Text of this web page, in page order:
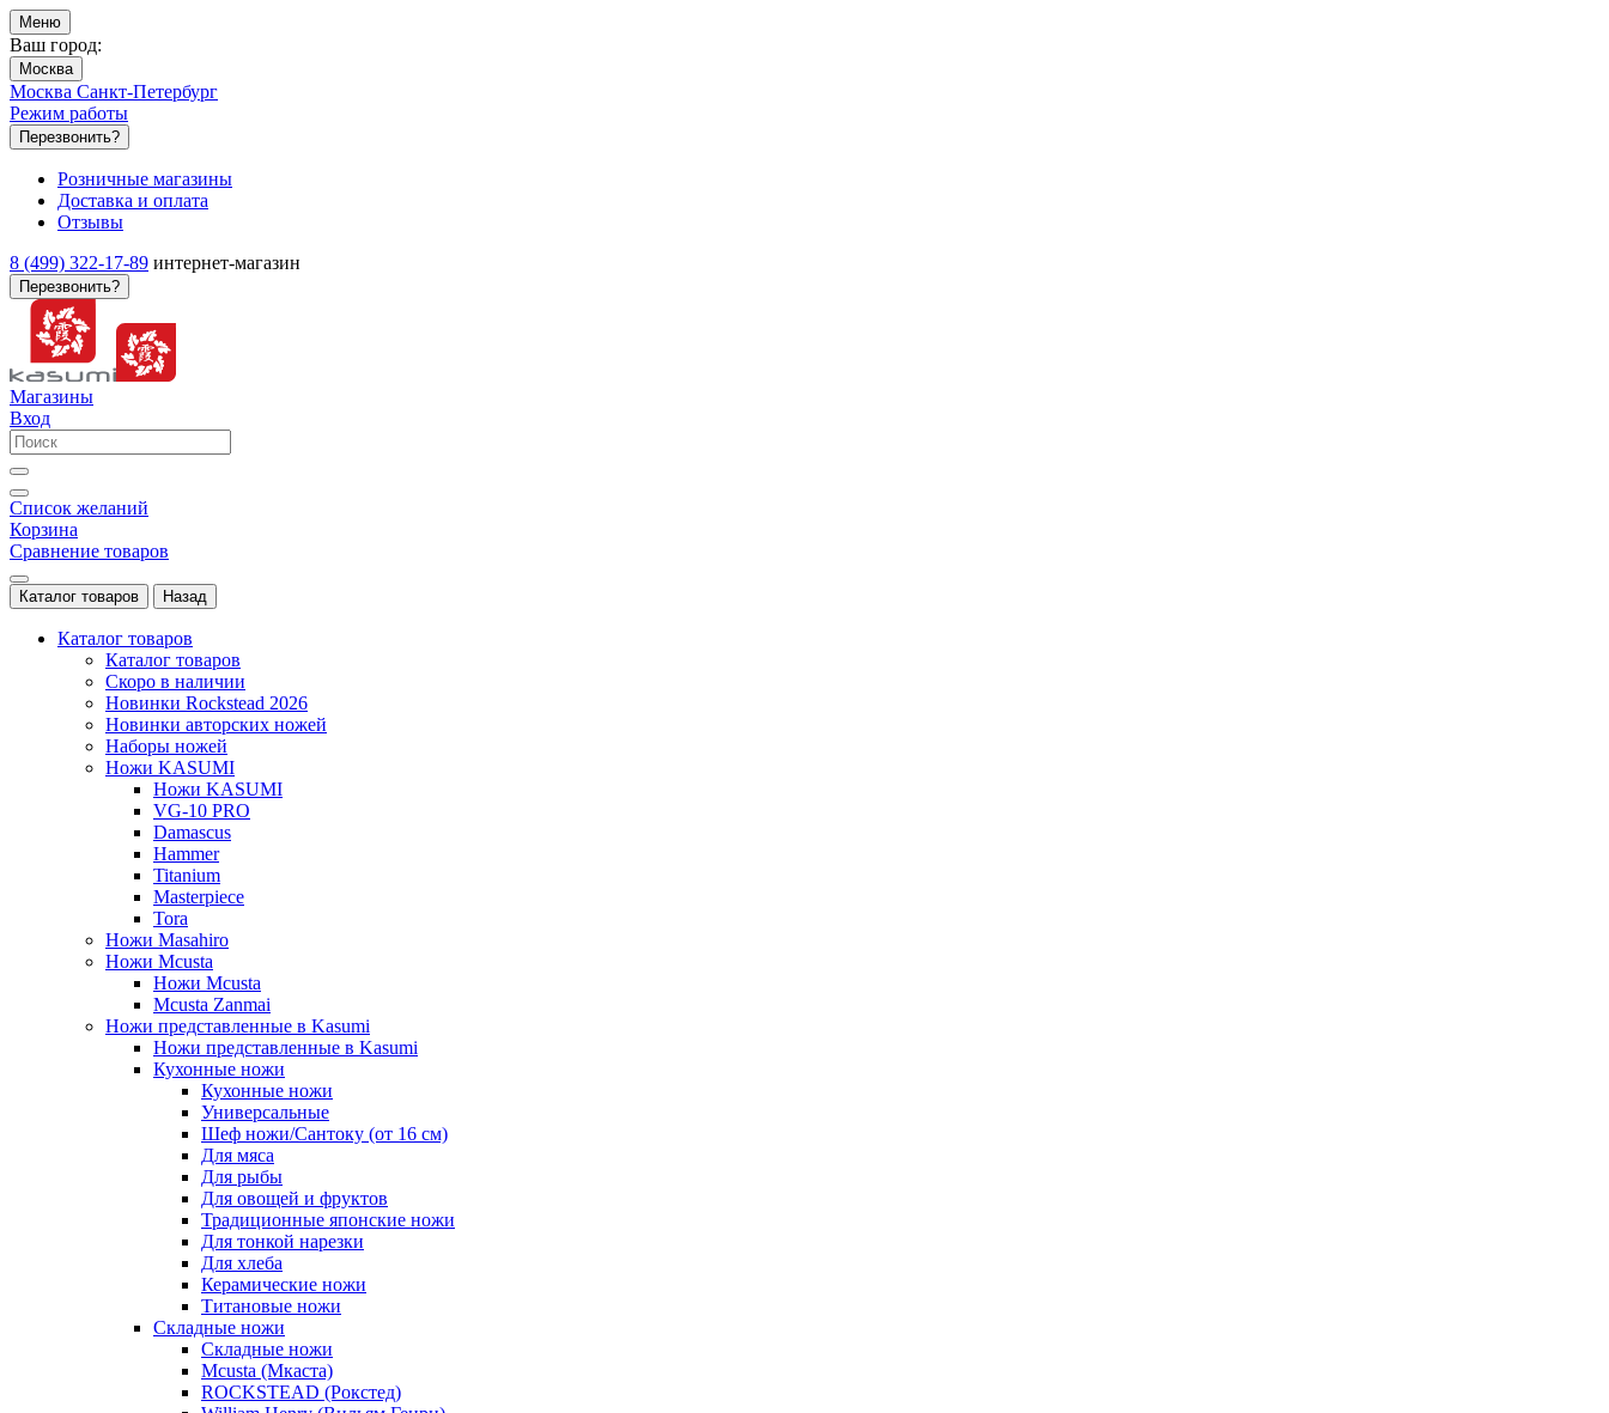
Меню
Ваш город:
Москва
Москва Санкт-Петербург
Режим работы
Перезвонить?
Розничные магазины
Доставка и оплата
Отзывы
8 (499) 322-17-89 интернет-магазин
Перезвонить?
Магазины
Вход
Список желаний
Корзина
Сравнение товаров
Каталог товаров Назад
Каталог товаров
Каталог товаров
Скоро в наличии
Новинки Rockstead 2026
Новинки авторских ножей
Наборы ножей
Ножи KASUMI
Ножи KASUMI
VG-10 PRO
Damascus
Hammer
Titanium
Masterpiece
Tora
Ножи Masahiro
Ножи Mcusta
Ножи Mcusta
Mcusta Zanmai
Ножи представленные в Kasumi
Ножи представленные в Kasumi
Кухонные ножи
Кухонные ножи
Универсальные
Шеф ножи/Сантоку (от 16 см)
Для мяса
Для рыбы
Для овощей и фруктов
Традиционные японские ножи
Для тонкой нарезки
Для хлеба
Керамические ножи
Титановые ножи
Складные ножи
Складные ножи
Mcusta (Мкаста)
ROCKSTEAD (Рокстед)